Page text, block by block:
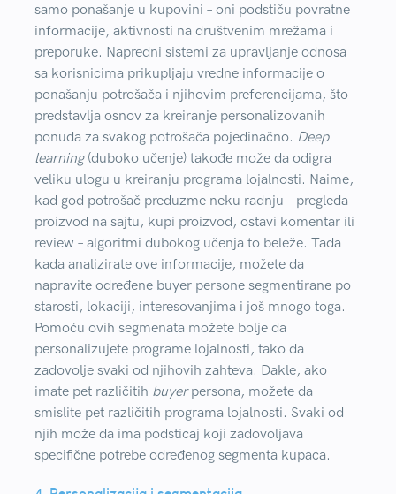
samo ponašanje u kupovini – oni podstiču povratne
informacije, aktivnosti na društvenim mrežama i
preporuke. Napredni sistemi za upravljanje odnosa
sa korisnicima prikupljaju vredne informacije o
ponašanju potrošača i njihovim preferencijama, što
predstavlja osnov za kreiranje personalizovanih
ponuda za svakog potrošača pojedinačno. Deep
learning(duboko učenje) takođe može da odigra
veliku ulogu u kreiranju programa lojalnosti. Naime,
kad god potrošač preduzme neku radnju – pregleda
proizvod na sajtu, kupi proizvod, ostavi komentar ili
review – algoritmi dubokog učenja to beleže. Tada
kada analizirate ove informacije, možete da
napravite određene buyer persone segmentirane po
starosti, lokaciji, interesovanjima i još mnogo toga.
Pomoću ovih segmenata možete bolje da
personalizujete programe lojalnosti, tako da
zadovolje svaki od njihovih zahteva. Dakle, ako
imate pet različitih buyerpersona, možete da
smislite pet različitih programa lojalnosti. Svaki od
njih može da ima podsticaj koji zadovoljava
specifične potrebe određenog segmenta kupaca.